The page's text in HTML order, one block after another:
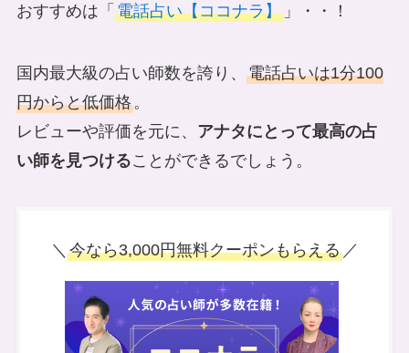
おすすめは「 電話占い【ココナラ】」・・！
国内最大級の占い師数を誇り、 電話占いは1分100
円からと低価格。
レビューや評価を元に、 アナタにとって最高の占
い師を見つけることができるでしょう。
＼ 今なら3,000円無料クーポンもらえる／